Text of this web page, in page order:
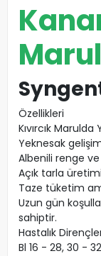
Özellikleri
Kıvırcık
Yeknesak
Albenili renge
Açık tarla
Taze tüketim
Uzun gün
sahiptir.
Hastalık
Bl 16 - 28, 30 -